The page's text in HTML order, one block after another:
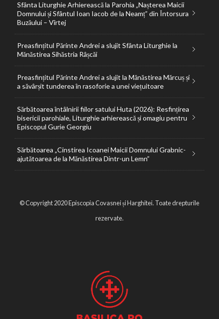
Sfânta Liturghie Arhierească la Parohia „Nașterea Maicii
Domnului și Sfântul Ioan Iacob de la Neamț” din Întorsura
Buzăului – Vîrtej
Preasfințitul Părinte Andrei a slujit Sfânta Liturghie la
Mănăstirea Sihăstria Râșcăi
Preasfințitul Părinte Andrei a slujit la Mănăstirea Mărcuș și
a săvârșit tunderea în rasoforie a unei viețuitoare
Sărbătoarea întâlnirii fiilor satului Huta (2026): Resfințirea
bisericii parohiale, Liturghie arhierească și omagiu pentru
Episcopul Gurie Georgiu
Sărbătoarea „Cinstirea Icoanei Maicii Domnului Grabnic-
ajutătoarea de la Mănăstirea Dintr-un Lemn”
© Copyright 2020 Episcopia Covasnei și Harghitei. Toate drepturile
rezervate.